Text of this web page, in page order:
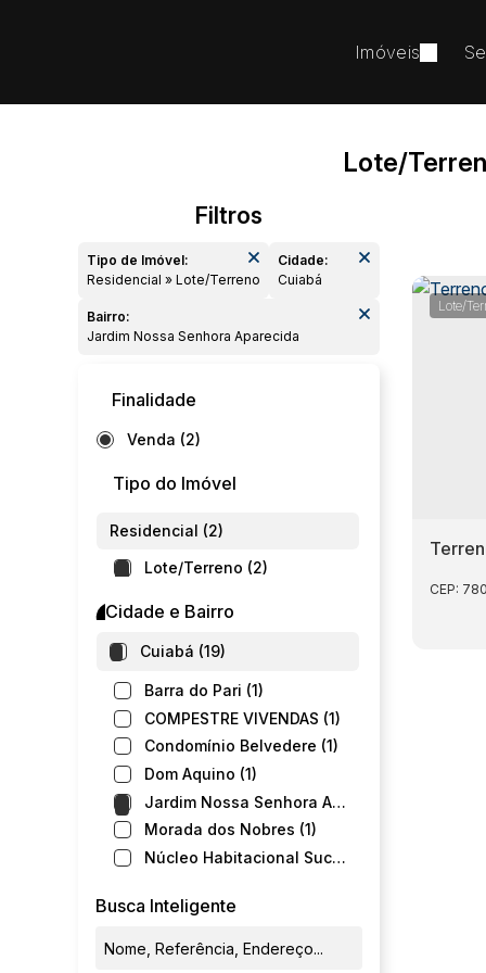
Imóveis
Lote/
Tipo de Imóvel:
Residencial » Lote/Terreno
Cidade:
Cuiabá
Bairro:
Jardim Nossa Senhora Aparecida
Finalidade
Venda (2)
Tipo do Imóvel
Residencial (2)
Lote/Terreno (2)
Cidade e Bairro
Cuiabá (19)
Barra do Pari (1)
COMPESTRE VIVENDAS (1)
Condomínio Belvedere (1)
Dom Aquino (1)
Jardim Nossa Senhora Aparecida (2)
Morada dos Nobres (1)
Núcleo Habitacional Sucuri (1)
Quilombo (1)
Busca Inteligente
Lote/
CEP: